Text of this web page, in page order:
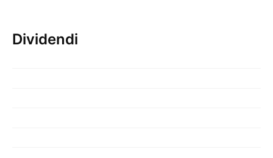
Dividendi